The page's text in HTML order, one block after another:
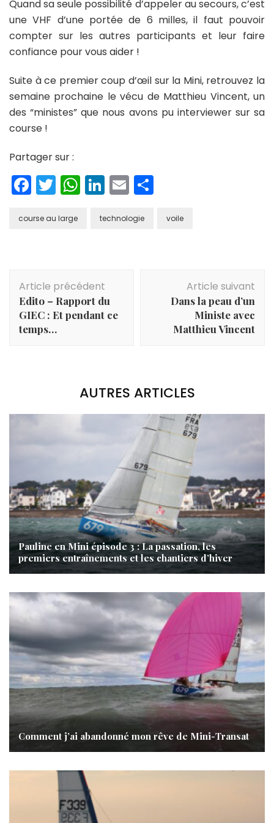
Quand sa seule possibilité d’appeler au secours, c’est
une VHF d’une portée de 6 milles, il faut pouvoir
compter sur les autres participants et leur faire
confiance pour vous aider !
Suite à ce premier coup d’œil sur la Mini, retrouvez la
semaine prochaine le vécu de Matthieu Vincent, un
des “ministes” que nous avons pu interviewer sur sa
course !
Partager sur :
Facebook
Twitter
WhatsApp
LinkedIn
Email
course au large technologie voile
Navigation
d'article
Article précédent
Edito – Rapport du
GIEC : Et pendant ce
temps…
Article suivant
Dans la peau d’un
Ministe avec
Matthieu Vincent
AUTRES ARTICLES
Pauline en Mini épisode 3 : La passation, les
premiers entraînements et les chantiers d’hiver
Comment j’ai abandonné mon rêve de Mini-Transat